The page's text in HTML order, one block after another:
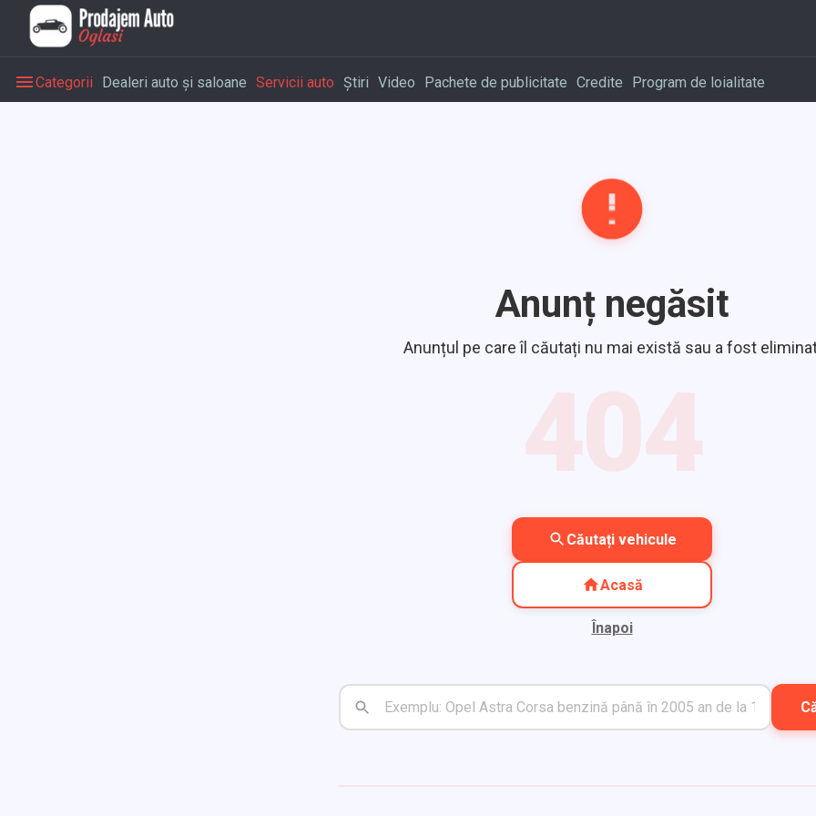
Categorii Dealeri auto și saloane Servicii auto Știri Video Pachete de publicitate Credite Program de loialitate
Anunț negăsit
Anunțul pe care îl căutați nu mai există sau a fost
Căutați vehicule
Acasă
Înapoi